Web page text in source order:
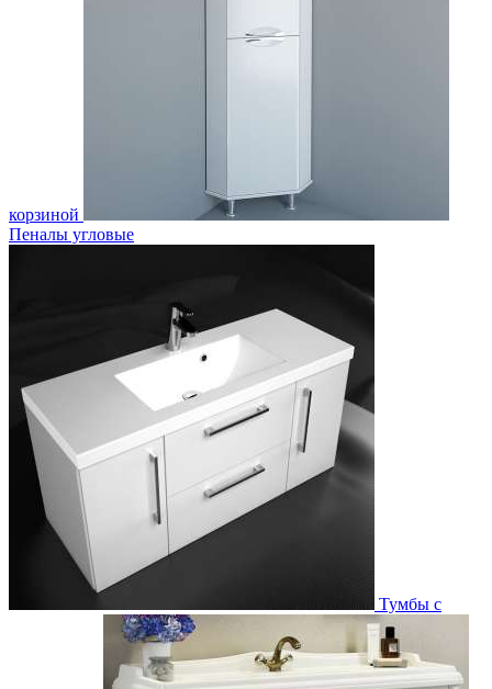
корзиной
Пеналы угловые
Тумбы с